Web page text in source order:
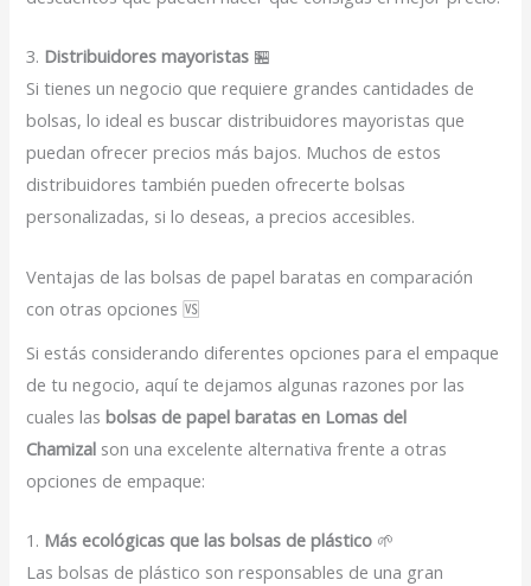
3. Distribuidores mayoristas 🏪
Si tienes un negocio que requiere grandes cantidades de
bolsas, lo ideal es buscar distribuidores mayoristas que
puedan ofrecer precios más bajos. Muchos de estos
distribuidores también pueden ofrecerte bolsas
personalizadas, si lo deseas, a precios accesibles.
Ventajas de las bolsas de papel baratas en comparación
con otras opciones 🆚
Si estás considerando diferentes opciones para el empaque
de tu negocio, aquí te dejamos algunas razones por las
cuales lasbolsas de papel baratas en Lomas del
Chamizal son una excelente alternativa frente a otras
opciones de empaque:
1. Más ecológicas que las bolsas de plástico 🌱
Las bolsas de plástico son responsables de una gran